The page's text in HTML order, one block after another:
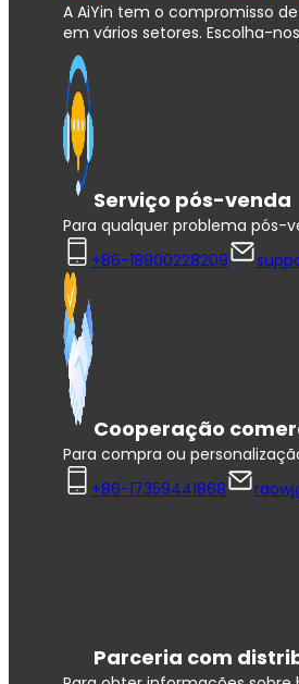
A AiYin tem o compromisso
em vários setores. Escolha-
Serviço pós-venda
Para qualquer problema pós-
+86-18900228209
Cooperação
Para compra ou
+86-17359441868
Parceria com